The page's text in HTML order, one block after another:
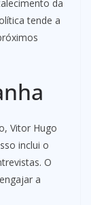
da
tende a
Vitor Hugo
inclui o
O
a